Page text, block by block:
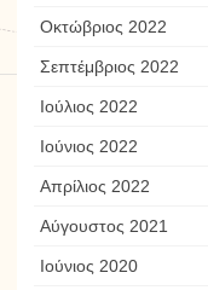
Οκτώβριος 2022
Σεπτέμβριος 2022
Ιούλιος 2022
Ιούνιος 2022
Απρίλιος 2022
Αύγουστος 2021
Ιούνιος 2020